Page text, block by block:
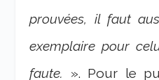
prouvées, il faut
exemplaire pour
faute.
». Pour le